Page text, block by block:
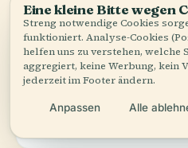
Visit Finland: Pihlajasaari
Café Ursula
Eine kleine Bitte wegen
Streng notwendige Cookies
funktioniert. Analyse-Cookies
helfen uns zu verstehen, welche
aggregiert, keine Werbung, kein
jederzeit im Footer ändern.
Anpassen Alle